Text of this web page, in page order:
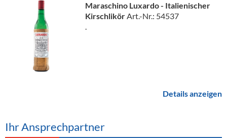
Maraschino Luxardo - Italienischer
KirschlikörArt.-Nr.: 54537
.
Details anzeigen
Ihr Ansprechpartner